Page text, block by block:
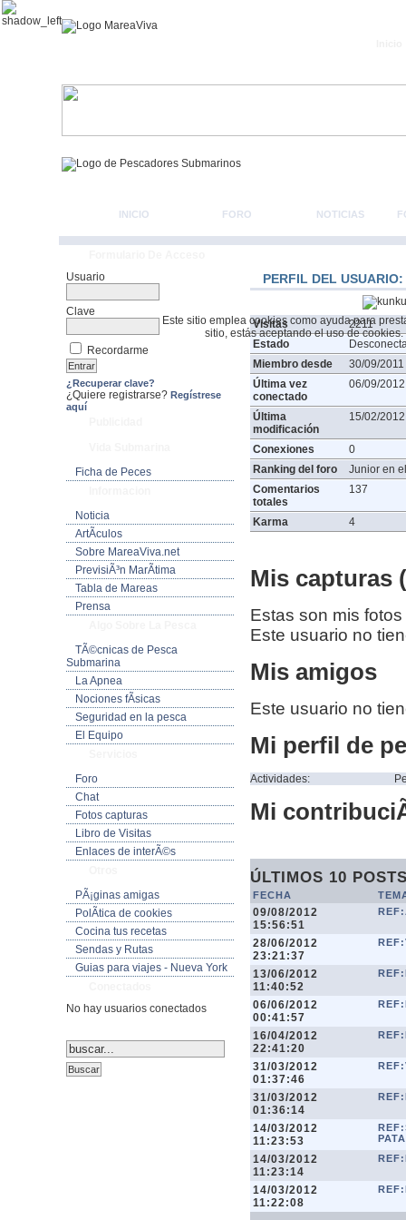
Este sitio emplea cookies como ayuda para
sitio, estás aceptando el uso de cookies.
INICIO FORO NOTICIAS
Usuario
Clave
Recordarme
¿Recuperar clave?
¿Quiere registrarse? Regístrese
aquí
Ficha de Peces
Noticia
ArtÃ­culos
Sobre MareaViva.net
PrevisiÃ³n MarÃ­tima
Tabla de Mareas
Prensa
TÃ©cnicas de Pesca
Submarina
La Apnea
Nociones fÃ­sicas
Seguridad en la pesca
El Equipo
Foro
Chat
Fotos capturas
Libro de Visitas
Enlaces de interÃ©s
PÃ¡ginas amigas
PolÃ­tica de cookies
Cocina tus recetas
Sendas y Rutas
Guias para viajes - Nueva York
No hay usuarios conectados
PERFIL DEL
Visitas
2211
Estado
Miembro desde
30/09/
Última vez
conectado
06/09/
Última
modificación
15/02/
Conexiones
0
Ranking del foro
Junior en
Comentarios
totales
137
Karma 4
Mis capturas
Estas son mis
Este usuario no
Mis amigos
Este usuario no
Mi perfil de
Actividades:
Mi
ÚLTIMOS 10
FECHA
09/08/2012
15:56:51
28/06/2012
23:21:37
13/06/2012
11:40:52
06/06/2012
00:41:57
16/04/2012
22:41:20
31/03/2012
01:37:46
31/03/2012
01:36:14
14/03/2012
11:23:53
14/03/2012
11:23:14
14/03/2012
11:22:08